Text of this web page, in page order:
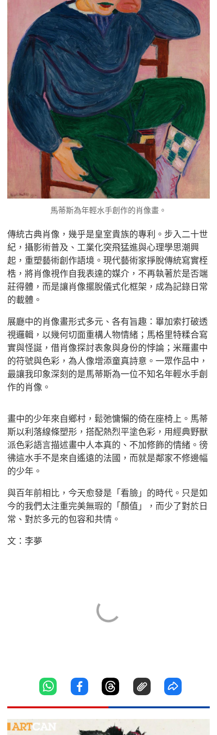
馬蒂斯為年輕水手創作的肖像畫。
傳統古典肖像，幾乎是皇室貴族的專利。步入二十世
紀，攝影術普及、工業化突飛猛進與心理學思潮興
起，重塑藝術創作語境。現代藝術家掙脫傳統寫實桎
梏，將肖像視作自我表達的媒介，不再執著於是否端
莊得體，而是讓肖像擺脫儀式化框架，成為記錄日常
的載體。
展廳中的肖像畫形式多元、各有旨趣：畢加索打破透
視邏輯，以幾何切面重構人物情緒；馬格里特糅合寫
實與怪誕，借肖像探討表象與身份的悖論；米羅畫中
的符號與色彩，為人像增添童真詩意。一眾作品中，
最讓我印象深刻的是馬蒂斯為一位不知名年輕水手創
作的肖像。
畫中的少年來自鄉村，鬆弛慵懶的倚在座椅上。馬蒂
斯以利落線條塑形，搭配熱烈平塗色彩，用經典野獸
派色彩語言描述畫中人本真的、不加修飾的情緒。徬
彿這水手不是來自遙遠的法國，而就是鄰家不修邊幅
的少年。
與百年前相比，今天愈發是「看臉」的時代。只是如
今的我們太注重完美無瑕的「顏值」，而少了對於日
常、對於多元的包容和共情。
文：李夢